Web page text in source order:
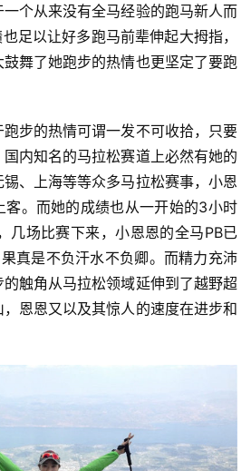
个从来没有全马经验的跑马新人而
足以让好多跑马前辈伸起大拇指，
舞了她跑步的热情也更坚定了要跑
步的热情可谓一发不可收拾，只要
内知名的马拉松赛道上必然有她的
、上海等等众多马拉松赛事，小恩
客。而她的成绩也从一开始的3小时
几场比赛下来，小恩恩的全马PB已
真是不负汗水不负卿。而精力充沛
触角从马拉松领域延伸到了越野超
恩恩又以及其惊人的速度在进步和